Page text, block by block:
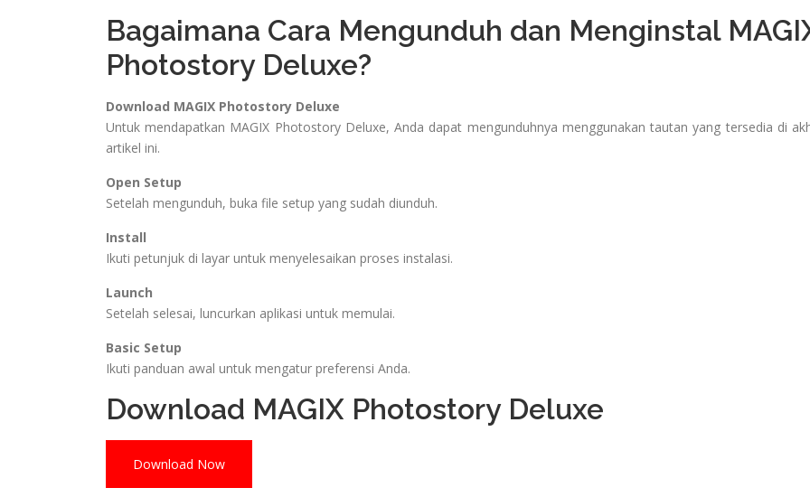
Bagaimana Cara Mengunduh dan Menginstal
Photostory Deluxe?
Download MAGIX Photostory Deluxe
Untuk mendapatkan MAGIX Photostory Deluxe, Anda dapat mengunduhnya menggunakan tautan yang tersedia di
artikel ini.
Open Setup
Setelah mengunduh, buka file setup yang sudah diunduh.
Install
Ikuti petunjuk di layar untuk menyelesaikan proses instalasi.
Launch
Setelah selesai, luncurkan aplikasi untuk memulai.
Basic Setup
Ikuti panduan awal untuk mengatur preferensi Anda.
Download MAGIX Photostory Deluxe
Download Now